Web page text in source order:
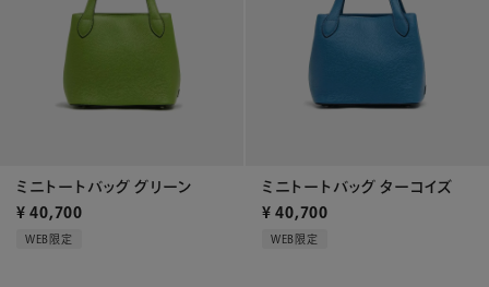
ミニトートバッグ グリーン
¥ 40,700
WEB限定
ミニトートバッグ ターコイズ
¥ 40,700
WEB限定